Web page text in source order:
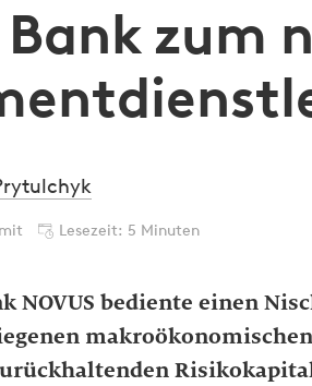
Bank zum
Lesezeit: 5 Minuten
NOVUS bediente einen